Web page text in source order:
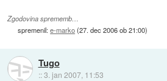
Zgodovina sprememb…
spremenil:e-marko(27. dec 2006 ob 21:00)
Tugo
::3. jan 2007, 11:53